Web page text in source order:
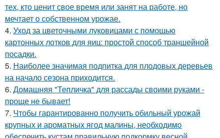
тех, кто ценит свое время или занят на работе, но
мечтает о собственном урожае.
4. Уход за цветочными луковицами с помощью
картонных лотков для яиц: простой способ траншейной
посадки.
5. Наиболее значимая подпитка для плодовых деревьев
на начало сезона приходится.
6. Домашняя "Тепличка" для рассады своими руками -
проще не бывает!
7. Чтобы гарантированно получить обильный урожай
крупных и ароматных ягод малины, необходимо